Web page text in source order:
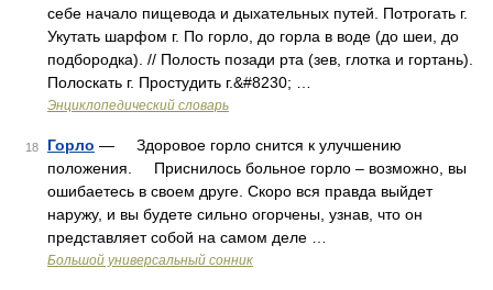
себе начало пищевода и дыхательных путей. Потрогать г.
Укутать шарфом г. По горло, до горла в воде (до шеи, до
подбородка). // Полость позади рта (зев, глотка и гортань).
Полоскать г. Простудить г.&#8230; …
Энциклопедический словарь
18 Горло — Здоровое горло снится к улучшению
положения. Приснилось больное горло – возможно, вы
ошибаетесь в своем друге. Скоро вся правда выйдет
наружу, и вы будете сильно огорчены, узнав, что он
представляет собой на самом деле …
Большой универсальный сонник